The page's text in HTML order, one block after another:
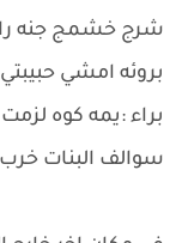
شرج خشمج جنه
بروئه امشي
براء :يمه كوه
سوالف البنات